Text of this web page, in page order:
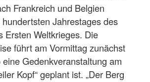
Frankreich und Belgien
Jahrestages des
Ersten Weltkrieges. Die
führt am Vormittag zunächst
Gedenkveranstaltung am
Kopf“ geplant ist. „Der Berg